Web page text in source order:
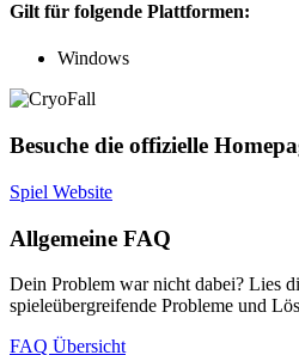
Gilt für folgende Plattformen:
Windows
Besuche die offizielle
Spiel Website
Allgemeine FAQ
Dein Problem war nicht dabei? Lies
spieleübergreifende Probleme und
FAQ Übersicht